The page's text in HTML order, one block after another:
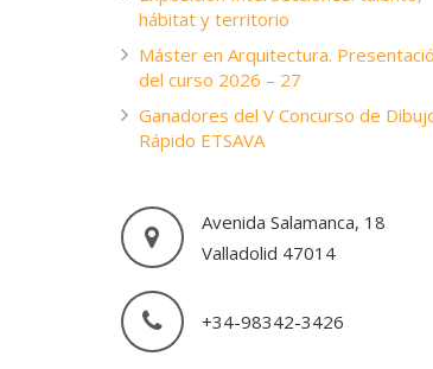
hábitat y territorio
Máster en Arquitectura.
del curso 2026 – 27
Ganadores del V Concurso de
Rápido ETSAVA
Avenida Salamanca, 18
Valladolid 47014
+34-98342-3426